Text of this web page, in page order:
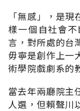
「無感」，是
樣一個自社會
言，對所處的台
毋寧是創作上一
術學院戲劇系的
當去年兩廳院主
人選，但賴聲川